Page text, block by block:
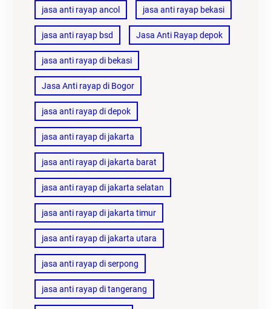
jasa anti rayap ancol jasa anti rayap bekasi
jasa anti rayap bsd Jasa Anti Rayap depok
jasa anti rayap di bekasi
Jasa Anti rayap di Bogor
jasa anti rayap di depok
jasa anti rayap di jakarta
jasa anti rayap di jakarta barat
jasa anti rayap di jakarta selatan
jasa anti rayap di jakarta timur
jasa anti rayap di jakarta utara
jasa anti rayap di serpong
jasa anti rayap di tangerang